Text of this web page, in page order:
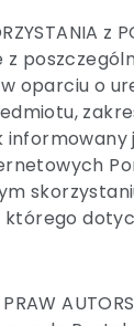
z
z
oparciu o
którego